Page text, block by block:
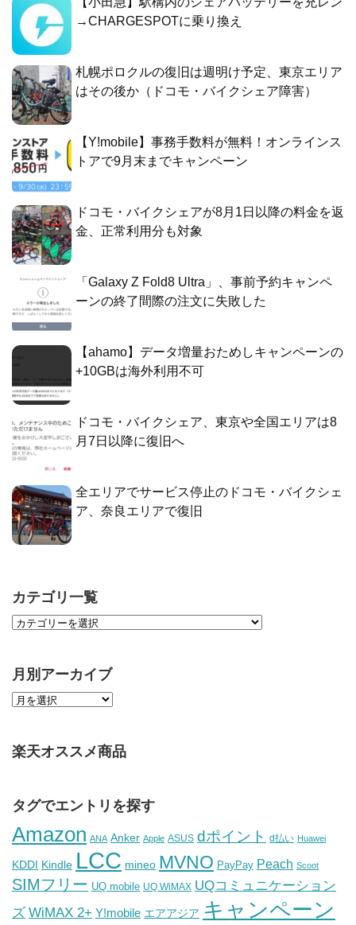
→CHARGESPOTに乗り換え
札幌ポロクルの復旧は週明け予定、東京エリア
はその後か（ドコモ・バイクシェア障害）
【Y!mobile】事務手数料が無料！オンラインス
トアで9月末までキャンペーン
ドコモ・バイクシェアが8月1日以降の料金を返
金、正常利用分も対象
「Galaxy Z Fold8 Ultra」、事前予約キャンペ
ーンの終了間際の注文に失敗した
【ahamo】データ増量おためしキャンペーンの
+10GBは海外利用不可
ドコモ・バイクシェア、東京や全国エリアは8
月7日以降に復旧へ
全エリアでサービス停止のドコモ・バイクシェ
ア、奈良エリアで復旧
カテゴリ一覧
月別アーカイブ
楽天オススメ商品
タグでエントリを探す
Amazon ANA Anker Apple ASUS dポイント d払い Huawei
KDDI Kindle LCC mineo MVNO PayPay Peach Scoot
SIMフリー UQ mobile UQ WiMAX UQコミュニケーション
ズ WiMAX 2+ Y!mobile エアアジア キャンペーン